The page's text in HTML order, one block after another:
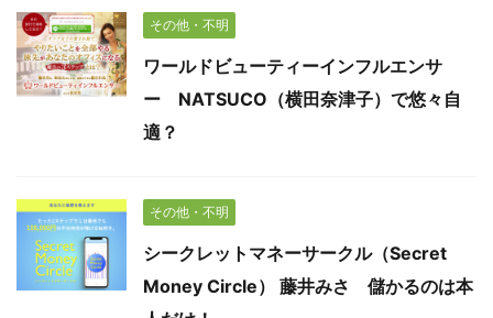
その他・不明
ワールドビューティーインフルエンサ
ー NATSUCO（横田奈津子）で悠々自
適？
その他・不明
シークレットマネーサークル（Secret
Money Circle） 藤井みさ 儲かるのは本